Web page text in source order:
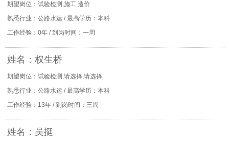
期望岗位：试验检测,施工,造价
熟悉行业：公路水运 / 最高学历：本科
工作经验：0年 / 到岗时间：一周
姓名：权生桥
期望岗位：试验检测,请选择,请选择
熟悉行业：公路水运 / 最高学历：本科
工作经验：13年 / 到岗时间：三周
姓名：吴挺